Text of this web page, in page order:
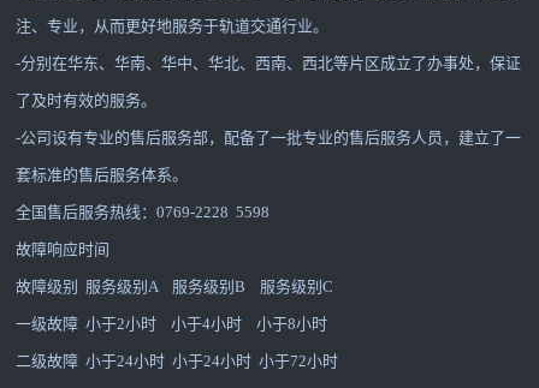
注、专业，从而更好地服务于轨道交通行业。
-分别在华东、华南、华中、华北、西南、西北等片区成立了办事处，保证
了及时有效的服务。
-公司设有专业的售后服务部，配备了一批专业的售后服务人员，建立了一
套标准的售后服务体系。
全国售后服务热线：0769-2228 5598
故障响应时间
故障级别 服务级别A 服务级别B 服务级别C
一级故障 小于2小时 小于4小时 小于8小时
二级故障 小于24小时 小于24小时 小于72小时